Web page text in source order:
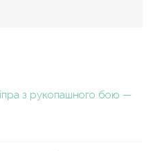
з рукопашного бою —